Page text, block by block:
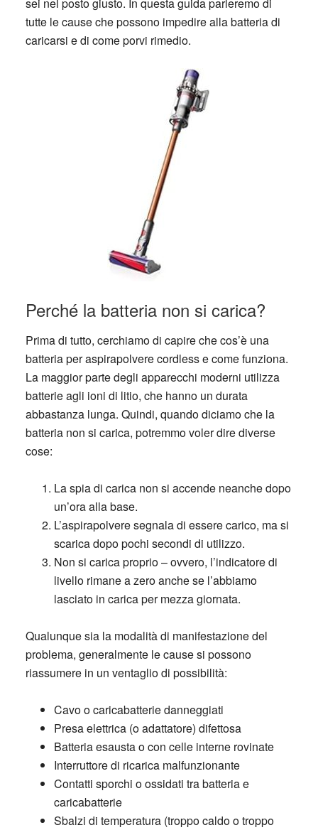
tutte le causeche possono impedire alla batteria di
caricarsi e di come porvi rimedio.
Perché la batteria non si carica?
Prima di tutto, cerchiamo di capire che cos’è una
batteria per aspirapolvere cordless e come funziona.
La maggior parte degli apparecchi moderni utilizza
batterie agli ioni di litio, che hanno un durata
abbastanza lunga. Quindi, quando diciamo che la
batteria non si carica, potremmo voler dire diverse
cose:
La spia di carica non si accendeneanche dopo
un’ora alla base.
L’aspirapolvere segnala di essere carico, ma si
scarica dopo pochi secondi di utilizzo.
Non si carica proprio– ovvero, l’indicatore di
livello rimane a zero anche se l’abbiamo
lasciato in carica per mezza giornata.
Qualunque sia la modalità di manifestazione del
problema, generalmente le cause si possono
riassumere in un ventaglio di possibilità:
Cavo o caricabatterie danneggiati
Presa elettrica (o adattatore) difettosa
Batteria esausta o con celle interne rovinate
Interruttore di ricarica malfunzionante
Contatti sporchi o ossidati tra batteria e
caricabatterie
Sbalzi di temperatura (troppo caldo o troppo